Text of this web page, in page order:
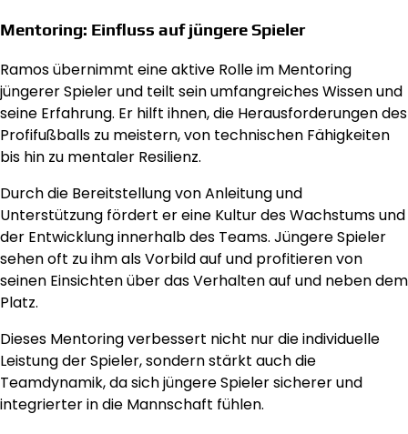
Mentoring: Einfluss auf jüngere Spieler
Ramos übernimmt eine aktive Rolle im Mentoring
jüngerer Spieler und teilt sein umfangreiches Wissen und
seine Erfahrung. Er hilft ihnen, die Herausforderungen des
Profifußballs zu meistern, von technischen Fähigkeiten
bis hin zu mentaler Resilienz.
Durch die Bereitstellung von Anleitung und
Unterstützung fördert er eine Kultur des Wachstums und
der Entwicklung innerhalb des Teams. Jüngere Spieler
sehen oft zu ihm als Vorbild auf und profitieren von
seinen Einsichten über das Verhalten auf und neben dem
Platz.
Dieses Mentoring verbessert nicht nur die individuelle
Leistung der Spieler, sondern stärkt auch die
Teamdynamik, da sich jüngere Spieler sicherer und
integrierter in die Mannschaft fühlen.